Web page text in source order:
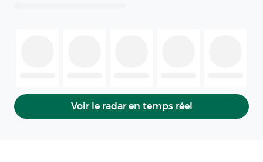
Voir le radar en temps réel